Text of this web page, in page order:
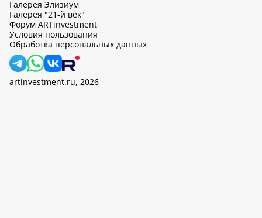
Галерея Элизиум
Галерея "21-й век"
Форум ARTinvestment
Условия пользования
Обработка персональных данных
artinvestment.ru, 2026